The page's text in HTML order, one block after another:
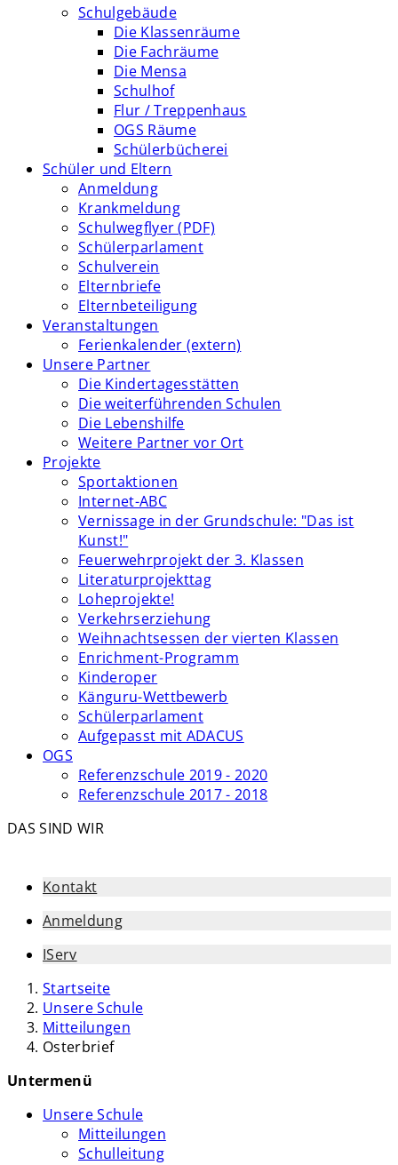
Schulgebäude
Die Klassenräume
Die Fachräume
Die Mensa
Schulhof
Flur / Treppenhaus
OGS Räume
Schülerbücherei
Schüler und Eltern
Anmeldung
Krankmeldung
Schulwegflyer (PDF)
Schülerparlament
Schulverein
Elternbriefe
Elternbeteiligung
Veranstaltungen
Ferienkalender (extern)
Unsere Partner
Die Kindertagesstätten
Die weiterführenden Schulen
Die Lebenshilfe
Weitere Partner vor Ort
Projekte
Sportaktionen
Internet-ABC
Vernissage in der Grundschule: "Das ist
Kunst!"
Feuerwehrprojekt der 3. Klassen
Literaturprojekttag
Loheprojekte!
Verkehrserziehung
Weihnachtsessen der vierten Klassen
Enrichment-Programm
Kinderoper
Känguru-Wettbewerb
Schülerparlament
Aufgepasst mit ADACUS
OGS
Referenzschule 2019 - 2020
Referenzschule 2017 - 2018
DAS SIND WIR
Kontakt
Anmeldung
IServ
Startseite
Unsere Schule
Mitteilungen
Osterbrief
Untermenü
Unsere Schule
Mitteilungen
Schulleitung